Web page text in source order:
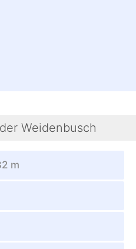
Weidenbusch
m